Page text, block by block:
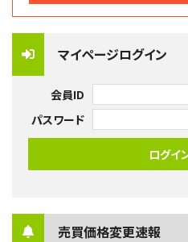
マイページログイン
会員ID
パスワード
売買価格変更速報